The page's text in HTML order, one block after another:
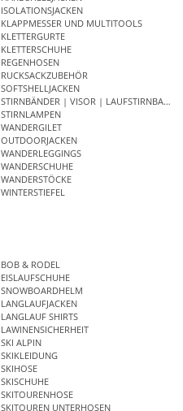
ISOLATIONSJACKEN
KLAPPMESSER UND MULTITOOLS
KLETTERGURTE
KLETTERSCHUHE
REGENHOSEN
RUCKSACKZUBEHÖR
SOFTSHELLJACKEN
STIRNBÄNDER | VISOR | LAUFSTIRNBAND
STIRNLAMPEN
WANDERGILET
OUTDOORJACKEN
WANDERLEGGINGS
WANDERSCHUHE
WANDERSTÖCKE
WINTERSTIEFEL
BOB & RODEL
EISLAUFSCHUHE
SNOWBOARDHELM
LANGLAUFJACKEN
LANGLAUF SHIRTS
LAWINENSICHERHEIT
SKI ALPIN
SKIKLEIDUNG
SKIHOSE
SKISCHUHE
SKITOURENHOSE
SKITOUREN UNTERHOSEN